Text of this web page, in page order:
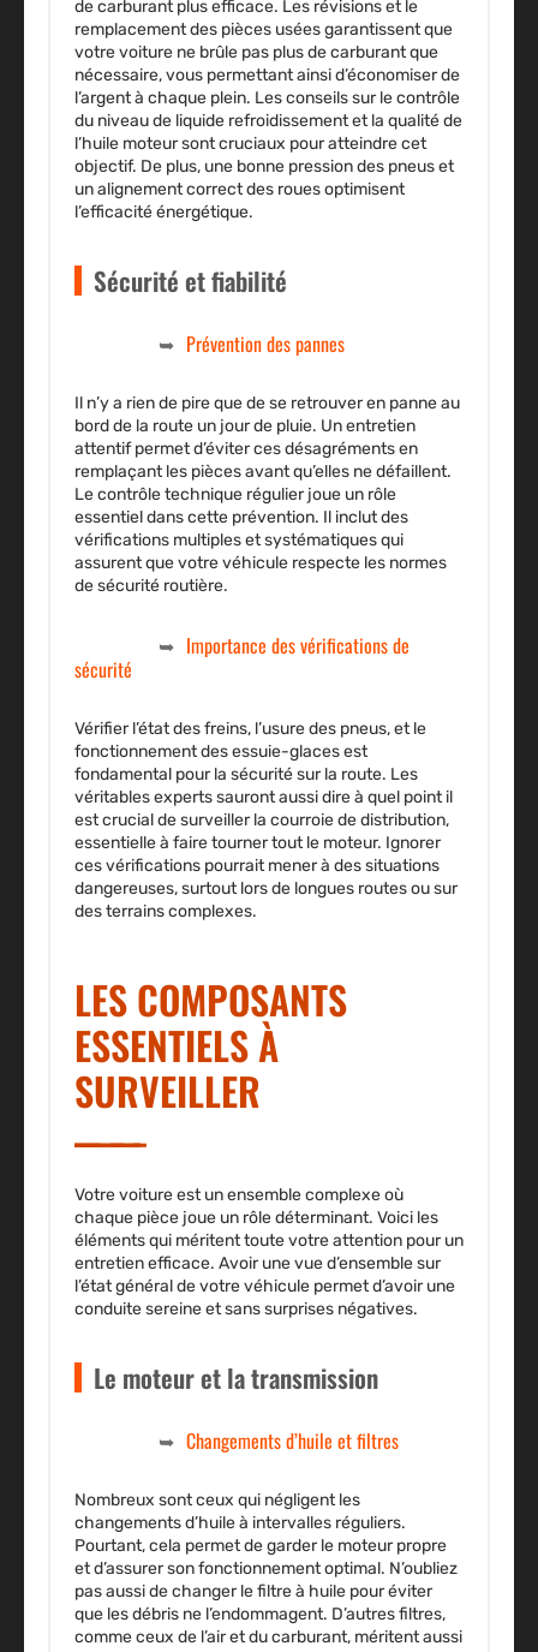
decarburantplus efficace. Les révisionset le
remplacement des pièces usées garantissent que
votre voiture ne brûle pas plus de carburant que
nécessaire, vous permettant ainsi d’économiser de
l’argent à chaque plein. Les conseils sur le contrôle
du niveaude liquide refroidissementet la qualité de
l’huile moteursont cruciaux pour atteindre cet
objectif. De plus, une bonne pression des pneus et
un alignement correct des roues optimisent
l’efficacité énergétique.
Sécurité et fiabilité
Prévention des pannes
Il n’y a rien de pire que de se retrouver en panne au
bord de la route un jour de pluie. Un entretien
attentif permet d’éviter ces désagréments en
remplaçant les pièces avant qu’elles ne défaillent.
Lecontrôle technique régulier joue un rôle
essentiel dans cette prévention. Il inclut des
vérifications multiples et systématiques qui
assurent que votre véhicule respecte les normes
de sécurité routière.
Importance des vérifications de
sécurité
Vérifier l’étatdes freins, l’usure des pneus, et le
fonctionnementdesessuie-glacesest
fondamental pour la sécuritésur la route. Les
véritables experts sauront aussi dire à quel point il
est crucial de surveiller la courroie de distribution,
essentielle à faire tourner tout le moteur. Ignorer
ces vérifications pourrait mener à des situations
dangereuses, surtout lors de longues routes ou sur
des terrains complexes.
LES COMPOSANTS
ESSENTIELS À
SURVEILLER
Votre voiture est un ensemble complexe où
chaque pièce joue un rôle déterminant. Voici les
éléments qui méritent toute votre attention pour un
entretien efficace. Avoir une vue d’ensemble sur
l’état général de votre véhicule permet d’avoir une
conduite sereine et sans surprises négatives.
Le moteur et la transmission
Changements d’huile et filtres
Nombreux sont ceux qui négligent les
changements d’huileà intervalles réguliers.
Pourtant, cela permet de garder le moteurpropre
et d’assurer sonfonctionnementoptimal. N’oubliez
pas aussi de changer le filtre à huile pour éviter
que les débris ne l’endommagent. D’autres filtres,
comme ceux de l’air et du carburant, méritent aussi